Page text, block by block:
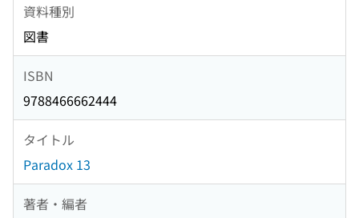
資料種別
図書
ISBN
9788466662444
タイトル
Paradox 13
著者・編者